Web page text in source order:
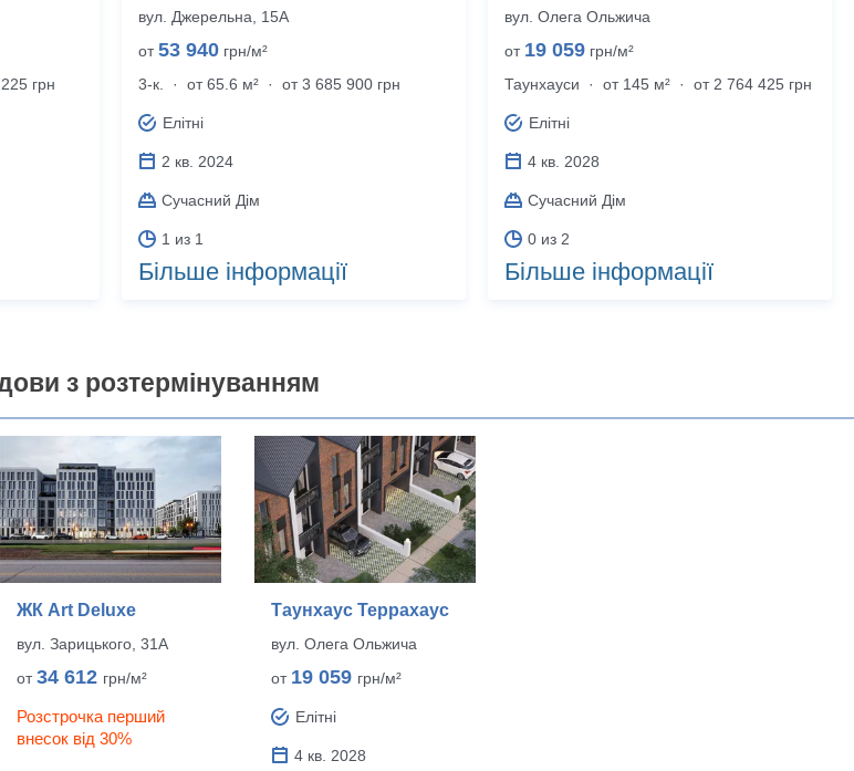
грн
вул. Джерельна, 15А
от53 940 грн/м²
3-к.
· от 65.6 м² · от 3 685 900 грн
Елітні
2 кв. 2024
Сучасний Дім
1 из 1
Більше інформації
вул. Олега Ольжича
от 19 059 грн/м²
Таунхауси
· от 145 м² · от 2 764 425 грн
Елітні
4 кв. 2028
Сучасний Дім
0 из 2
Більше інформації
з розтермінуванням
ЖК Art Deluxe
вул. Зарицького, 31А
от34 612 грн/м²
Розстрочка перший
внесок від 30%
Таунхаус Террахаус
вул. Олега Ольжича
от 19 059 грн/м²
Елітні
4 кв. 2028